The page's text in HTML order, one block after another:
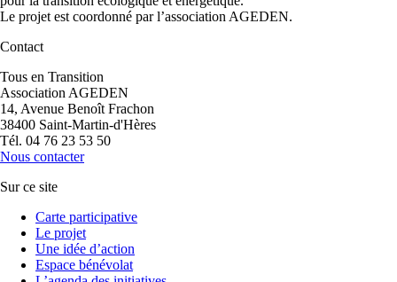
Le projet est coordonné par l’association AGEDEN.
Contact
Tous en Transition
Association AGEDEN
14, Avenue Benoît Frachon
38400 Saint-Martin-d'Hères
Tél. 04 76 23 53 50
Nous contacter
Sur ce site
Carte participative
Le projet
Une idée d’action
Espace bénévolat